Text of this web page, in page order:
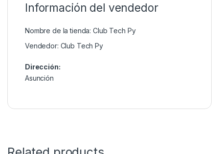
Información del vendedor
Nombre de la tienda: Club Tech Py
Vendedor: Club Tech Py
Dirección:
Asunción